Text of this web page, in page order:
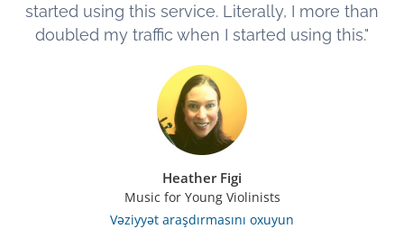
started using this service. Literally, I more than
doubled my traffic when I started using this."
Heather Figi
Music for Young Violinists
Vəziyyət araşdırmasını oxuyun